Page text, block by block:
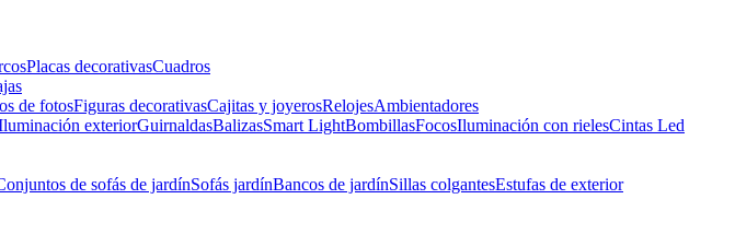
Placas decorativasCuadros
de fotosFiguras decorativasCajitas y joyerosRelojesAmbientadores
exteriorGuirnaldasBalizasSmart LightBombillasFocosIluminación con rielesCintas Led
de sofás de jardínSofás jardínBancos de jardínSillas colgantesEstufas de exterior